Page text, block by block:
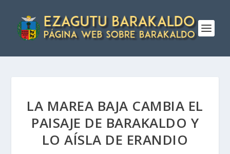
LA MAREA BAJA CAMBIA EL
PAISAJE DE BARAKALDO Y
LO AÍSLA DE ERANDIO